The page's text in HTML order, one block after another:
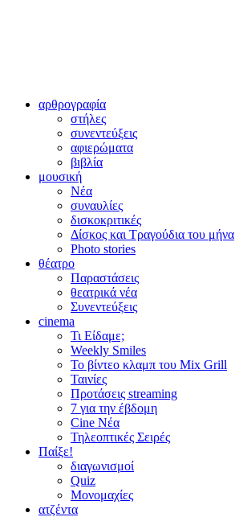
αρθρογραφία
στήλες
συνεντεύξεις
αφιερώματα
βιβλία
μουσική
Νέα
συναυλίες
δισκοκριτικές
Δίσκος και Τραγούδια του μήνα
Photo stories
θέατρο
Παραστάσεις
θεατρικά νέα
Συνεντεύξεις
cinema
Τι Είδαμε;
Weekly Smiles
Το βίντεο κλαμπ του Mix Grill
Ταινίες
Προτάσεις streaming
7 για την έβδομη
Cine Νέα
Τηλεοπτικές Σειρές
Παίξε!
διαγωνισμοί
Quiz
Μονομαχίες
ατζέντα